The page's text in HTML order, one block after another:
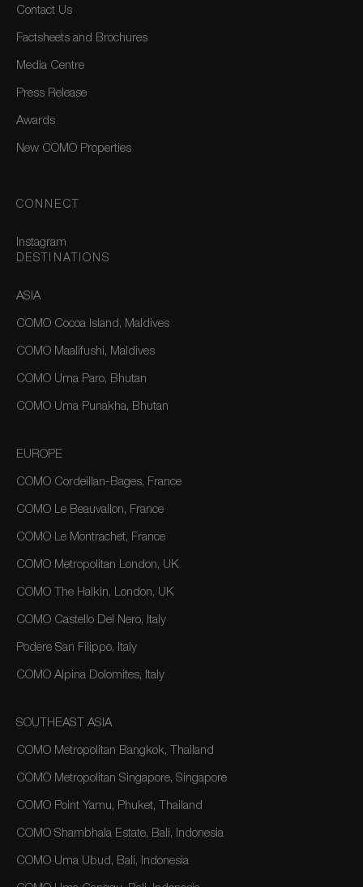
Contact Us
Factsheets and Brochures
Media Centre
Press Release
Awards
New COMO Properties
CONNECT
Instagram
DESTINATIONS
ASIA
COMO Cocoa Island, Maldives
COMO Maalifushi, Maldives
COMO Uma Paro, Bhutan
COMO Uma Punakha, Bhutan
EUROPE
COMO Cordeillan-Bages, France
COMO Le Beauvallon, France
COMO Le Montrachet, France
COMO Metropolitan London, UK
COMO The Halkin, London, UK
COMO Castello Del Nero, Italy
Podere San Filippo, Italy
COMO Alpina Dolomites, Italy
SOUTHEAST ASIA
COMO Metropolitan Bangkok, Thailand
COMO Metropolitan Singapore, Singapore
COMO Point Yamu, Phuket, Thailand
COMO Shambhala Estate, Bali, Indonesia
COMO Uma Ubud, Bali, Indonesia